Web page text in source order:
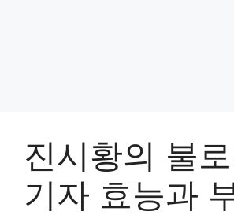
진시황의 불
기자 효능과